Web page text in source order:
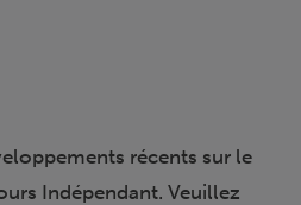
récents sur le
Indépendant. Veuillez